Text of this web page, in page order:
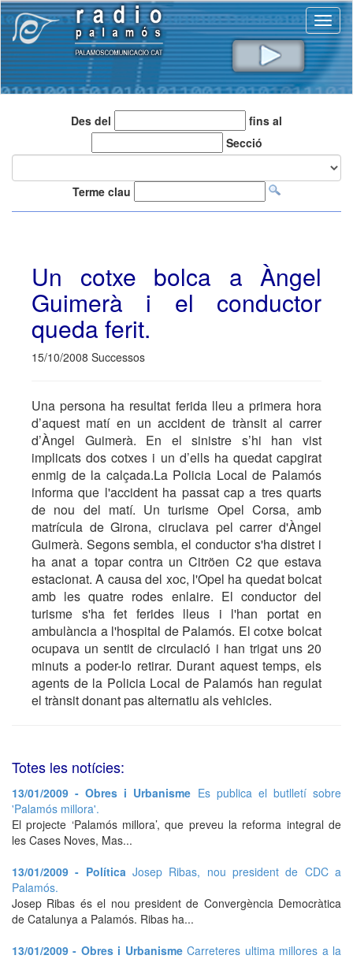
Des del
fins al
Secció
Terme clau
Un cotxe bolca a Àngel
Guimerà i el conductor
queda ferit.
15/10/2008 Successos
Una persona ha resultat ferida lleu a primera hora
d’aquest matí en un accident de trànsit al carrer
d’Àngel Guimerà. En el sinistre s’hi han vist
implicats dos cotxes i un d’ells ha quedat capgirat
enmig de la calçada.La Policia Local de Palamós
informa que l'accident ha passat cap a tres quarts
de nou del matí. Un turisme Opel Corsa, amb
matrícula de Girona, ciruclava pel carrer d'Àngel
Guimerà. Segons sembla, el conductor s'ha distret i
ha anat a topar contra un Citröen C2 que estava
estacionat. A causa del xoc, l'Opel ha quedat bolcat
amb les quatre rodes enlaire. El conductor del
turisme s'ha fet ferides lleus i l'han portat en
ambulància a l'hospital de Palamós. El cotxe bolcat
ocupava un sentit de circulació i han trigat uns 20
minuts a poder-lo retirar. Durant aquest temps, els
agents de la Policia Local de Palamós han regulat
el trànsit donant pas alternatiu als vehicles.
Totes les notícies:
13/01/2009 - Obres i Urbanisme Es publica el butlletí sobre
'Palamós millora'.
El projecte ‘Palamós millora’, que preveu la reforma integral de
les Cases Noves, Mas...
13/01/2009 - Política Josep Ribas, nou president de CDC a
Palamós.
Josep Ribas és el nou president de Convergència Democràtica
de Catalunya a Palamós. Ribas ha...
13/01/2009 - Obres i UrbanismeCarreteres ultima millores a la